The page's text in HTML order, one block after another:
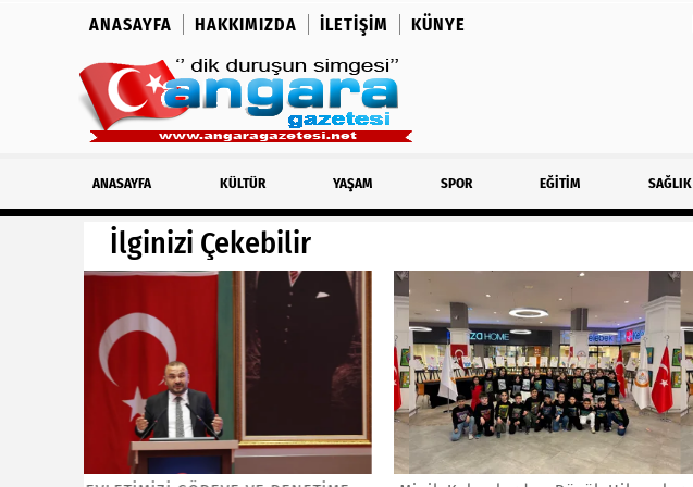
ANASAYFA HAKKIMIZDA İLETIŞIM KÜNYE
ANASAYFA KÜLTÜR YAŞAM SPOR EĞİTİM SAĞLIK
İlginizi Çekebilir